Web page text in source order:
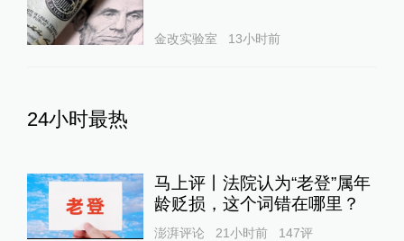
金改实验室 13小时前
24小时最热
马上评丨法院认为“老登”属年
龄贬损，这个词错在哪里？
澎湃评论 21小时前 147评